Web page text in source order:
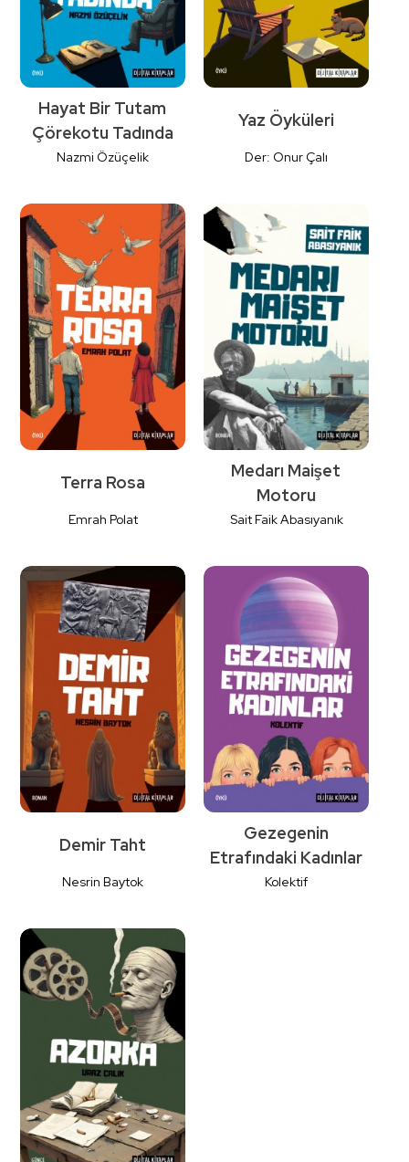
Detaylı İncele
Hayat Bir Tutam
Çörekotu Tadında
Nazmi Özüçelik
Detaylı İncele
Yaz Öyküleri
Der: Onur Çalı
Detaylı İncele
Terra Rosa
Emrah Polat
Detaylı İncele
Medarı Maişet
Motoru
Sait Faik Abasıyanık
Detaylı İncele
Demir Taht
Nesrin Baytok
Gezegenin
Etrafındaki Kadınlar
Kolektif